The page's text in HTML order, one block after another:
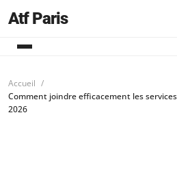
Atf Paris
Accueil
Comment joindre efficacement les
2026